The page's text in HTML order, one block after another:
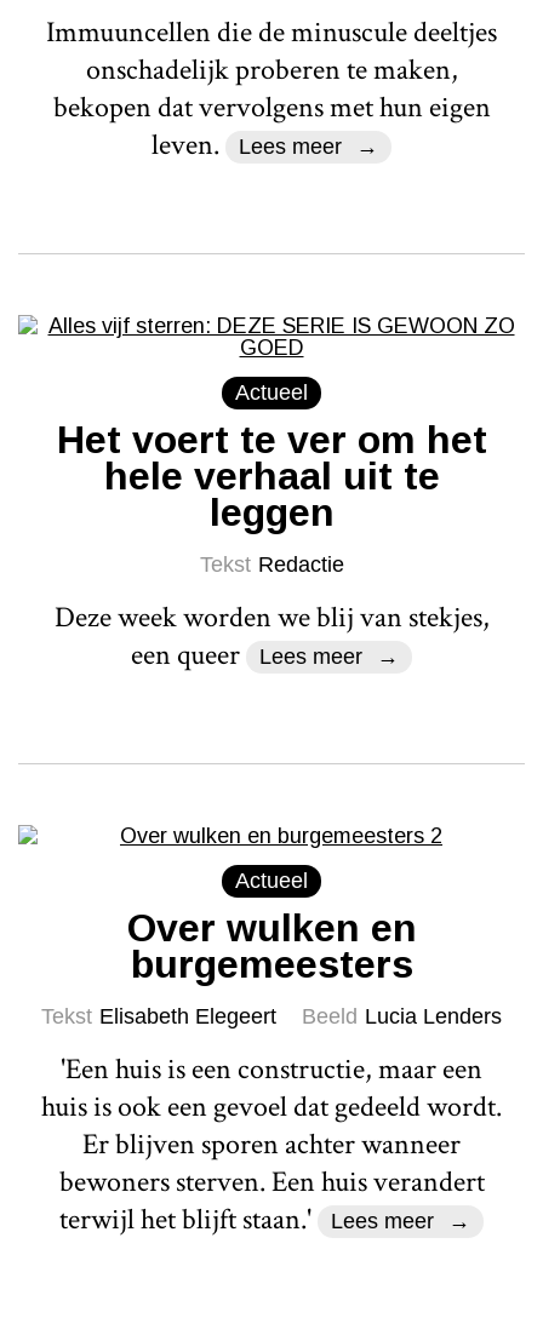
Immuuncellen die de minuscule deeltjes
onschadelijk proberen te maken,
bekopen dat vervolgens met hun eigen
leven.
Lees meer
Actueel
Het voert te ver om het
hele verhaal uit te
leggen
Tekst Redactie
Deze week worden we blij van stekjes,
een queer
Lees meer
Actueel
Over wulken en
burgemeesters
Tekst Elisabeth Elegeert Beeld Lucia Lenders
'Een huis is een constructie, maar een
huis is ook een gevoel dat gedeeld wordt.
Er blijven sporen achter wanneer
bewoners sterven. Een huis verandert
terwijl het blijft staan.'
Lees meer